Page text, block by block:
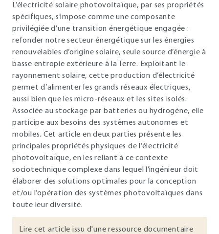
L’électricité solaire photovoltaïque, par ses propriétés
spécifiques, s’impose comme une composante
privilégiée d’une transition énergétique engagée :
refonder notre secteur énergétique sur les énergies
renouvelables d’origine solaire, seule source d’énergie à
basse entropie extérieure à la Terre. Exploitant le
rayonnement solaire, cette production d’électricité
permet d’alimenter les grands réseaux électriques,
aussi bien que les micro-réseaux et les sites isolés.
Associée au stockage par batteries ou hydrogène, elle
participe aux besoins des systèmes autonomes et
mobiles. Cet article en deux parties présente les
principales propriétés physiques de l’électricité
photovoltaïque, en les reliant à ce contexte
sociotechnique complexe dans lequel l’ingénieur doit
élaborer des solutions optimales pour la conception
et/ou l’opération des systèmes photovoltaïques dans
toute leur diversité.
Lire cet article issu d'une ressource documentaire